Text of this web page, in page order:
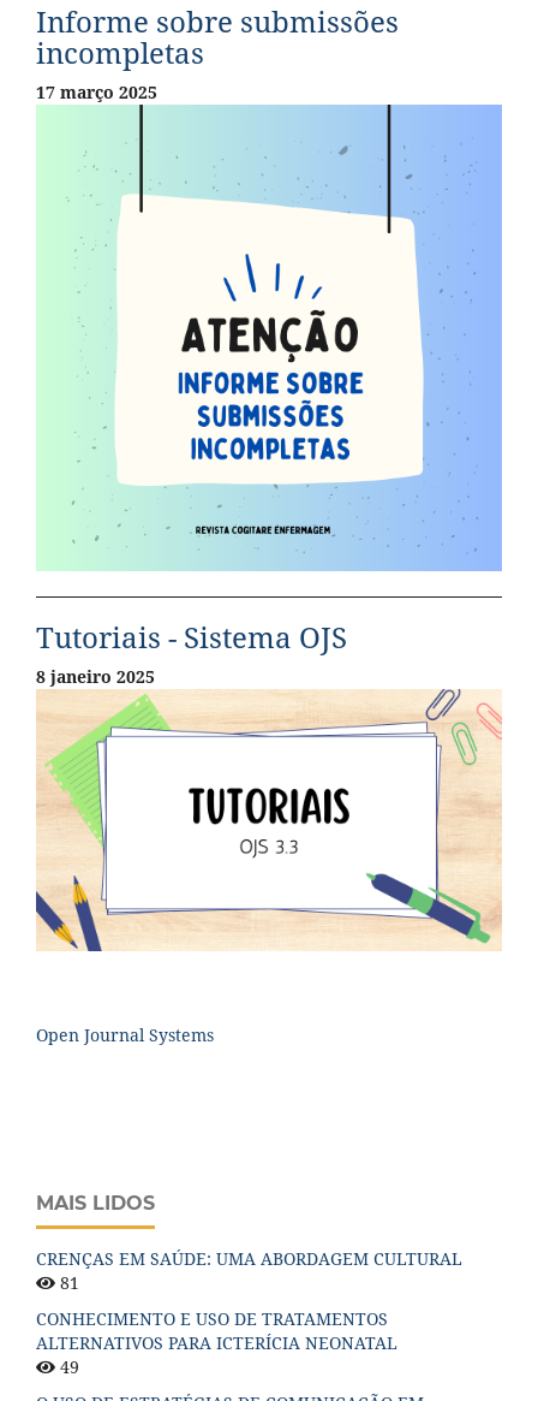
Informe sobre submissões
incompletas
17 março 2025
Tutoriais - Sistema OJS
8 janeiro 2025
Open Journal Systems
MAIS LIDOS
CRENÇAS EM SAÚDE: UMA ABORDAGEM CULTURAL
81
CONHECIMENTO E USO DE TRATAMENTOS
ALTERNATIVOS PARA ICTERÍCIA NEONATAL
49